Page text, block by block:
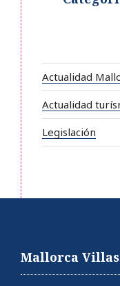
Actualidad
Actualidad
Legislación
Mallorca Villas